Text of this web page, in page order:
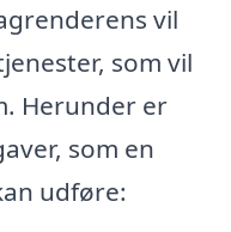
vil
som vil
Herunder er
som en
udføre: